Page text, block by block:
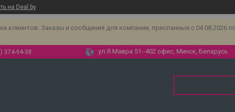
на Deal.by
клиентов. Заказы и сообщения для компании, присланные с 04.08.2026
374-94-38 ул.Я.Мавра 51--402 офис, Минск, Беларусь